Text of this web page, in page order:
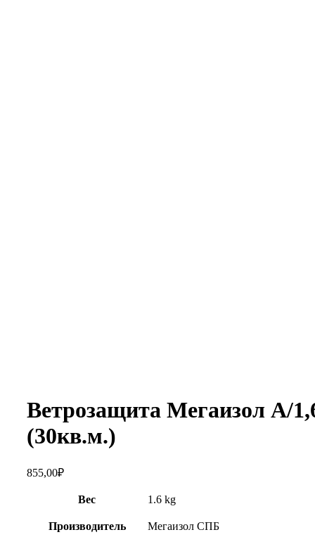
Ветрозащита Мегаизол А/
(30кв.м.)
855,00₽
Вес 1.6 kg
Производитель Мегаизол СПБ